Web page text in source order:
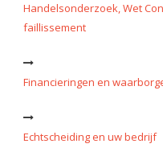
Handelsonderzoek, Wet
faillissement
Financieringen en
Echtscheiding en uw bedrijf